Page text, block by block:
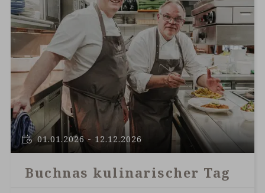
01.01.2026 - 12.12.2026
Buchnas kulinarischer Tag